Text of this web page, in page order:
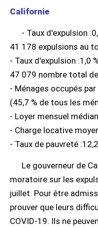
Californie
- Taux d'expulsion
41 178 expulsions au
- Taux d'expulsion :1,0
47 079 nombre total
- Ménages occupés
(45,7 % de tous les
- Loyer mensuel
- Charge locative
- Taux de pauvreté
Le gouverneur de
moratoire sur les
juillet. Pour être
prouver que leurs
COVID-19. Ils ne